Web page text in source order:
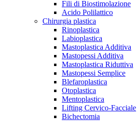
Fili di Biostimolazione
Acido Polilattico
Chirurgia plastica
Rinoplastica
Labioplastica
Mastoplastica Additiva
Mastopessi Additiva
Mastoplastica Riduttiva
Mastopessi Semplice
Blefaroplastica
Otoplastica
Mentoplastica
Lifting Cervico-Facciale
Bichectomia